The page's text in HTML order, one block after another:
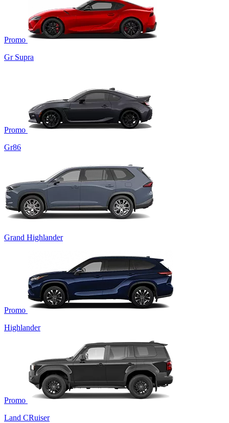
Promo
Gr Supra
Promo
Gr86
Grand Highlander
Promo
Highlander
Promo
Land CRuiser